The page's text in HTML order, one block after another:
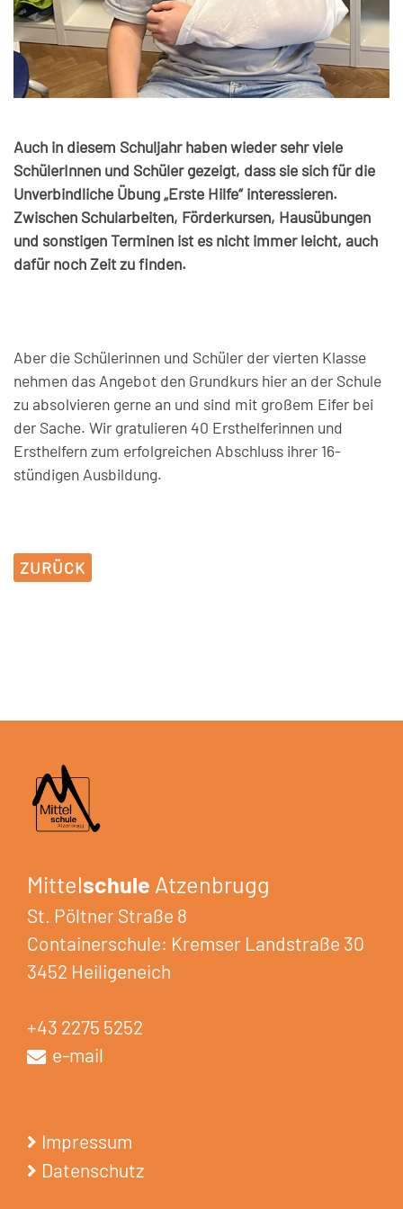
Auch in diesem Schuljahr haben wieder sehr viele
SchülerInnen und Schüler gezeigt, dass sie sich für die
Unverbindliche Übung „Erste Hilfe“ interessieren.
Zwischen Schularbeiten, Förderkursen, Hausübungen
und sonstigen Terminen ist es nicht immer leicht, auch
dafür noch Zeit zu finden.
Aber die Schülerinnen und Schüler der vierten Klasse
nehmen das Angebot den Grundkurs hier an der Schule
zu absolvieren gerne an und sind mit großem Eifer bei
der Sache. Wir gratulieren 40 Ersthelferinnen und
Ersthelfern zum erfolgreichen Abschluss ihrer 16-
stündigen Ausbildung.
ZURÜCK
Mittelschule Atzenbrugg
St. Pöltner Straße 8
Containerschule: Kremser Landstraße 30
3452 Heiligeneich
+43 2275 5252
e-mail
Impressum
Datenschutz